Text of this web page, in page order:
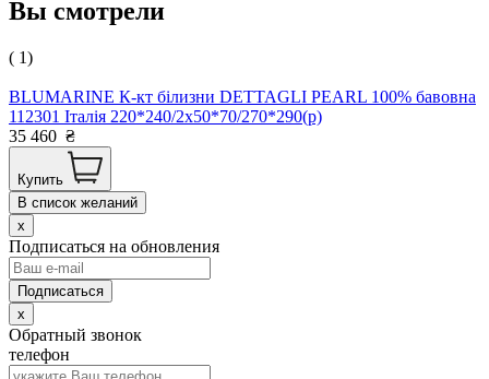
Вы смотрели
( 1)
BLUMARINE К-кт білизни DETTAGLI PEARL 100% бавовна
112301 Італія 220*240/2х50*70/270*290(р)
35 460 ₴
Купить
В список желаний
x
Подписаться на обновления
x
Обратный звонок
телефон